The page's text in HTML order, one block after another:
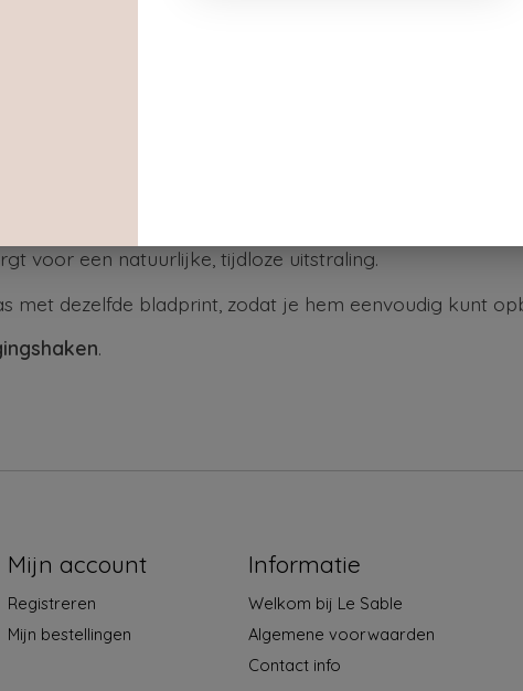
helemaal tot rust wilt komen, deze hangmat
een sfeervolle aanvulling voor je tuin, terras of balkon.
alle ruimte om comfortabel te genieten van lange,
voor een natuurlijke, tijdloze uitstraling.
met dezelfde bladprint, zodat je hem eenvoudig kunt
.
Mijn account
Registreren
Mijn bestellingen
Informatie
Welkom bij Le Sable
Algemene voorwaarden
Contact info